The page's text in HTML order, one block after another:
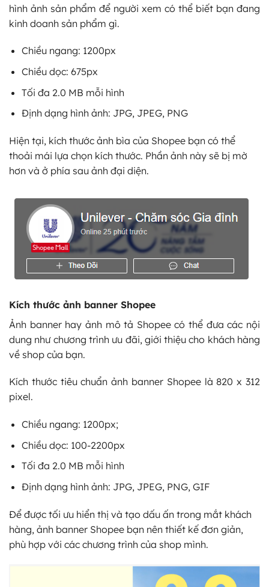
hình ảnh sản phẩm để người xem có thể biết bạn đang
kinh doanh sản phẩm gì.
Chiều ngang: 1200px
Chiều dọc: 675px
Tối đa 2.0 MB mỗi hình
Định dạng hình ảnh: JPG, JPEG, PNG
Hiện tại, kích thước ảnh bìa của Shopee bạn có thể
thoải mái lựa chọn kích thước. Phần ảnh này sẽ bị mờ
hơn và ở phía sau ảnh đại diện.
Kích thước ảnh banner Shopee
Ảnh banner hay ảnh mô tả Shopee có thể đưa các nội
dung như chương trình ưu đãi, giới thiệu cho khách hàng
về shop của bạn.
Kích thước tiêu chuẩn ảnh banner Shopee là 820 x 312
pixel.
Chiều ngang: 1200px;
Chiều dọc: 100-2200px
Tối đa 2.0 MB mỗi hình
Định dạng hình ảnh: JPG, JPEG, PNG, GIF
Để được tối ưu hiển thị và tạo dấu ấn trong mắt khách
hàng, ảnh banner Shopee bạn nên thiết kế đơn giản,
phù hợp với các chương trình của shop mình.